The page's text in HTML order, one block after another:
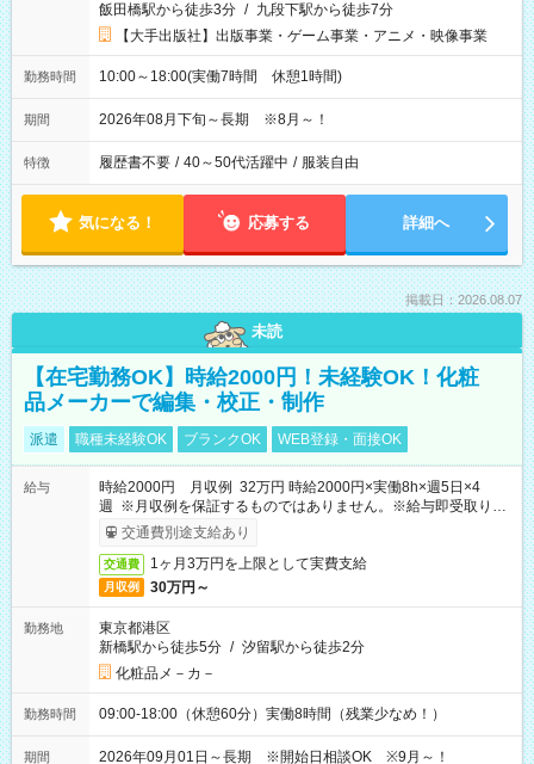
飯田橋駅から徒歩3分 / 九段下駅から徒歩7分
【大手出版社】出版事業・ゲーム事業・アニメ・映像事業
勤務時間 10:00～18:00(実働7時間 休憩1時間)
期間 2026年08月下旬～長期 ※8月～！
特徴 履歴書不要 / 40～50代活躍中 / 服装自由
気になる！ 応募する 詳細へ
掲載日：2026.08.07
未読
【在宅勤務OK】時給2000円！未経験OK！化粧
品メーカーで編集・校正・制作
派遣 職種未経験OK ブランクOK WEB登録・面接OK
給与
時給2000円 月収例 32万円 時給2000円×実働8h×週5日×4
週 ※月収例を保証するものではありません。※給与即受取りサ
ービス利用可（利用条件有）
交通費別途支給あり
交通費 1ヶ月3万円を上限として実費支給
月収例 30万円～
勤務地
東京都港区
新橋駅から徒歩5分 / 汐留駅から徒歩2分
化粧品メ－カ－
勤務時間 09:00-18:00（休憩60分）実働8時間（残業少なめ！）
期間 2026年09月01日～長期 ※開始日相談OK ※9月～！